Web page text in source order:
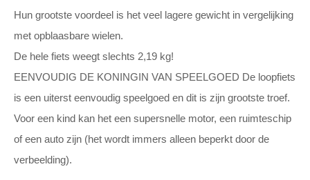
Hun grootste voordeel is het veel lagere gewicht in vergelijking
met opblaasbare wielen.
De hele fiets weegt slechts 2,19 kg!
EENVOUDIG DE KONINGIN VAN SPEELGOED De loopfiets
is een uiterst eenvoudig speelgoed en dit is zijn grootste troef.
Voor een kind kan het een supersnelle motor, een ruimteschip
of een auto zijn (het wordt immers alleen beperkt door de
verbeelding).